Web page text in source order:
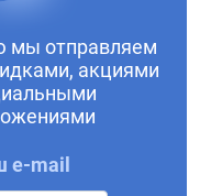
мы отправляем
акциями
e-mail